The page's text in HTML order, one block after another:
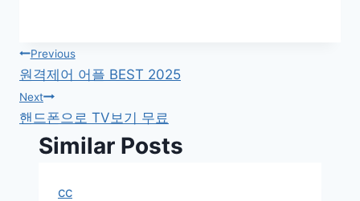
글
탐
색
Previous
원격제어 어플 BEST 2025
Next
핸드폰으로 TV보기 무료
Similar Posts
cc